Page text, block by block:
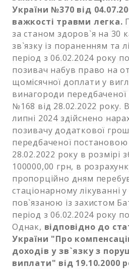
України №370 від
важкості травми легка.
за станом здоров`я на 30
зв`язку із пораненням та
період з 06.02.2024 року
позивач набув право на
щомісячної доплати у
винагороди
№168 від 28.02.2022 року.
липні 2024 здійснено
позивачу додаткової
передбаченої
28.02.2022 року в розмірі
100000,00 грн, в
пропорційно дням
стаціонарному лікуванні
пов`язаною із захистом
період з 06.02.2024 року
Однак, відповідно до
України "Про
доходів у зв`язку з
виплати" від 19.10.2000